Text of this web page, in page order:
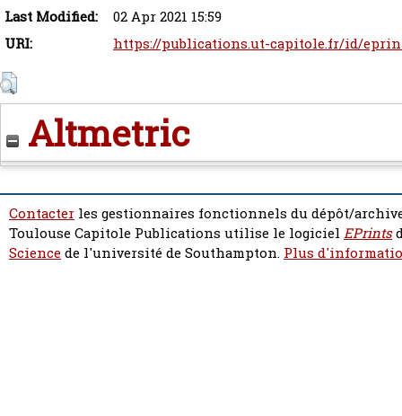
Last Modified:
02 Apr 2021 15:59
URI:
https://publications.ut-capitole.fr/id/
Altmetric
Contacter les gestionnaires fonctionnels du dépôt/
Toulouse Capitole Publications utilise le logiciel EPrints
Sciencede l'université de Southampton. Plus